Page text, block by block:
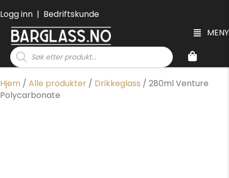
Logg inn | Bedriftskunde
MENY
Products
search
Hjem / Alle produkter / Drikkeglass / 280ml Venture
Polycarbonate